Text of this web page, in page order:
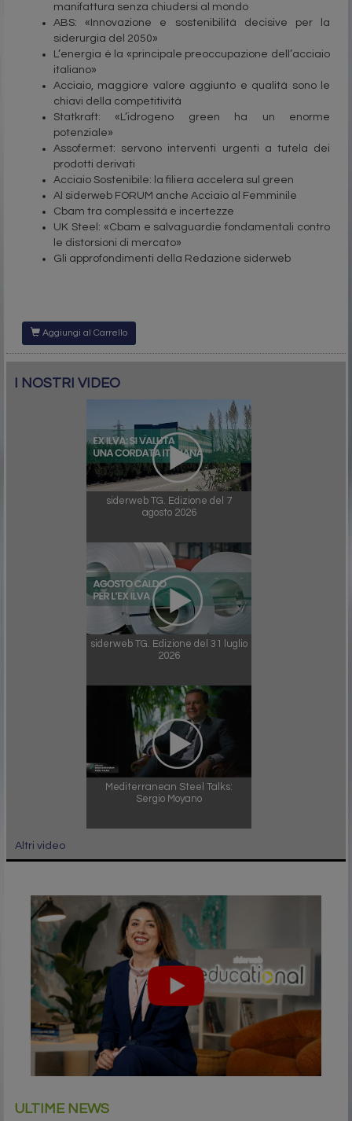
manifattura senza chiudersi al mondo
ABS: «Innovazione e sostenibilità decisive per la
siderurgia del 2050»
L’energia è la «principale preoccupazione dell’acciaio
italiano»
Acciaio, maggiore valore aggiunto e qualità sono le
chiavi della competitività
Statkraft: «L’idrogeno green ha un enorme
potenziale»
Assofermet: servono interventi urgenti a tutela dei
prodotti derivati
Acciaio Sostenibile: la filiera accelera sul green
Al siderweb FORUM anche Acciaio al Femminile
Cbam tra complessità e incertezze
UK Steel: «Cbam e salvaguardie fondamentali contro
le distorsioni di mercato»
Gli approfondimenti della Redazione siderweb
Aggiungi al Carrello
I NOSTRI VIDEO
siderweb TG. Edizione del 7
agosto 2026
siderweb TG. Edizione del 31 luglio
2026
Mediterranean Steel Talks:
Sergio Moyano
Altri video
ULTIME NEWS